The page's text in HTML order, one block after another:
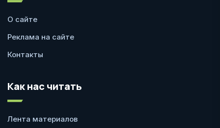
О сайте
Реклама на сайте
Контакты
Как нас читать
Лента материалов